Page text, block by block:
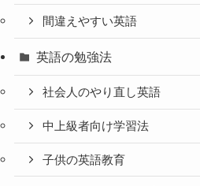
間違えやすい英語
英語の勉強法
社会人のやり直し英語
中上級者向け学習法
子供の英語教育